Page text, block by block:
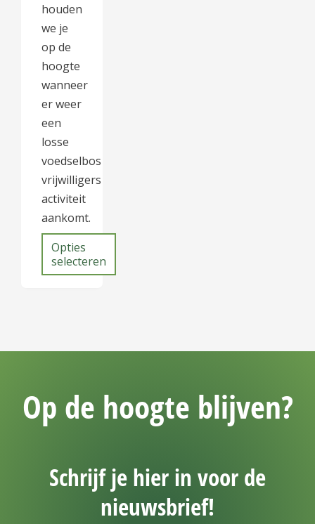
houden
we je
op de
hoogte
wanneer
er weer
een
losse
voedselbos
vrijwilligers
activiteit
aankomt.
Opties
selecteren
Op de hoogte blijven?
Schrijf je hier in voor de
nieuwsbrief!